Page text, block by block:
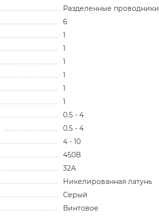
Разделенные проводники
6
1
1
1
1
1
1
0.5 - 4
0.5 - 4
4 - 10
450В
32А
Никелированная латунь
Серый
Винтовое